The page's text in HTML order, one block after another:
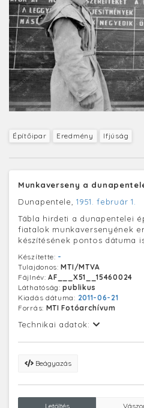
Építőipar Eredmény Ifjúság
Munkaverseny a
Dunapentele,1951. február 1.
Tábla hirdeti a dunapentelei
fiatalok munkaversenyének
készítésének pontos dátuma
Készítette: -
Tulajdonos:MTI/MTVA
Fájlnév:AF___X51__15460024
Láthatóság:publikus
Kiadás dátuma: 2011-06-21
Forrás: MTI Fotóarchívum
Technikai adatok:
Beágyazás
Letöltés